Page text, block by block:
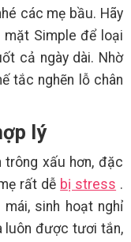
các mẹ bầu. Hãy
Simple để loại
cả ngày dài. Nhờ
tắc nghẽn lỗ chân
lý
trông xấu hơn, đặc
rất dễ bị stress .
sinh hoạt nghỉ
luôn được tươi tắn,